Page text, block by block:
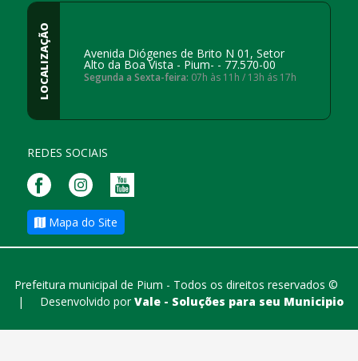
LOCALIZAÇÃO Avenida Diógenes de Brito N 01, Setor
Alto da Boa Vista - Pium- - 77.570-00
Segunda a Sexta-feira: 07h às 11h / 13h ás 17h
REDES SOCIAIS
Mapa do Site
Prefeitura municipal de Pium - Todos os direitos reservados ©
| Desenvolvido porVale - Soluções para seu Municipio